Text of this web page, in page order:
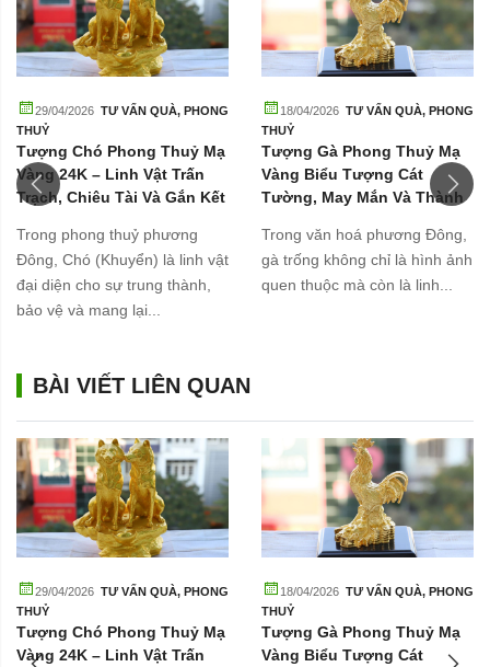
29/04/2026 TƯ VẤN QUÀ, PHONG
THUỶ
Tượng Chó Phong Thuỷ Mạ
Vàng 24K – Linh Vật Trấn
Trạch, Chiêu Tài Và Gắn Kết
Trong phong thuỷ phương
Đông, Chó (Khuyển) là linh vật
đại diện cho sự trung thành,
bảo vệ và mang lại...
18/04/2026 TƯ VẤN QUÀ, PHONG
THUỶ
Tượng Gà Phong Thuỷ Mạ
Vàng Biểu Tượng Cát
Tường, May Mắn Và Thành
Trong văn hoá phương Đông,
gà trống không chỉ là hình ảnh
quen thuộc mà còn là linh...
BÀI VIẾT LIÊN QUAN
29/04/2026 TƯ VẤN QUÀ, PHONG
THUỶ
Tượng Chó Phong Thuỷ Mạ
Vàng 24K – Linh Vật Trấn
18/04/2026 TƯ VẤN QUÀ, PHONG
THUỶ
Tượng Gà Phong Thuỷ Mạ
Vàng Biểu Tượng Cát